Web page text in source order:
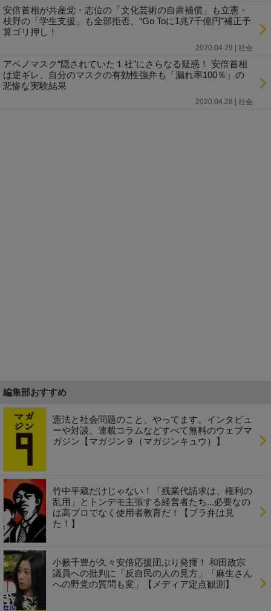
安倍首相が共産党・志位の「文化芸術の自粛補償」も立憲・
枝野の「学生支援」も全部拒否、“Go Toに1兆7千億円”補正予
算ゴリ押し！
2020.04.29 | 社会
アベノマスク“隠されていた１社”にさらなる疑惑！ 安倍首相
は逆ギレ、自分のマスクの有効性強弁も「漏れ率100％」の
悲惨な実験結果
2020.04.28 | 社会
編集部おすすめ
憲法と社会問題のこと、やってます。インタビュ
ーや対談、連載コラムなどすべて無料のウェブマ
ガジン【マガジン９（マガジンキュウ）】
竹中平蔵だけじゃない！「残業代請求は、権利の
乱用」とトンデモ主張する経営者たち...必要なの
は高プロでなく使用者教育だ！【ブラ弁は見
た！】
小籔千豊が久々安倍応援団ぶり発揮！ 和田政宗
議員への批判に「反自民の人の見方」「麻生さん
への野党の質問も変」【メディア定点観測】